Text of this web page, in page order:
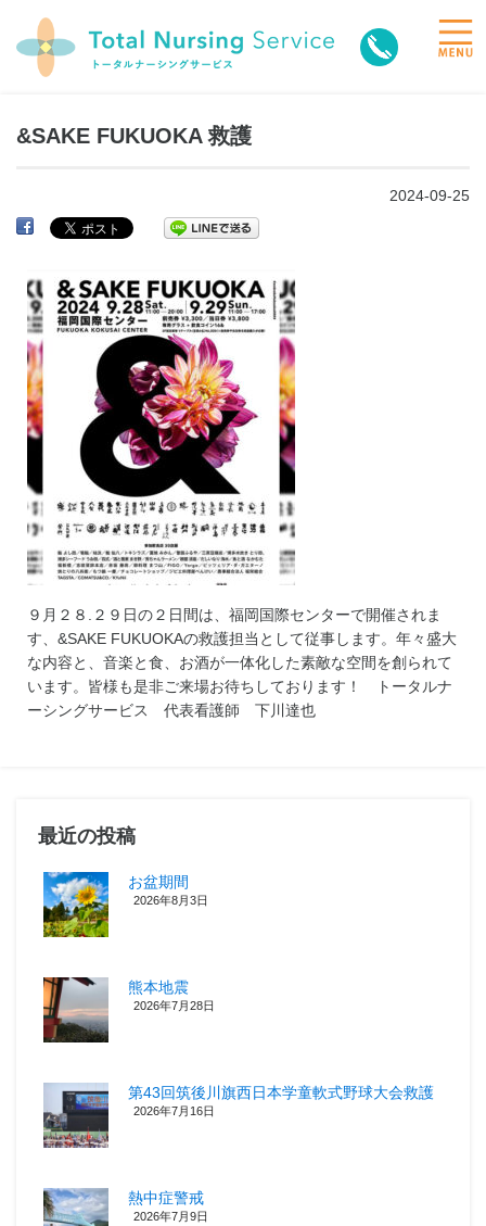
toggle
&SAKE FUKUOKA 救護
2024-09-25
９月２８.２９日の２日間は、福岡国際センターで開催されま
す、&SAKE FUKUOKAの救護担当として従事します。年々盛大
な内容と、音楽と食、お酒が一体化した素敵な空間を創られて
います。皆様も是非ご来場お待ちしております！ トータルナ
ーシングサービス 代表看護師 下川達也
最近の投稿
お盆期間
2026年8月3日
熊本地震
2026年7月28日
第43回筑後川旗西日本学童軟式野球大会救護
2026年7月16日
熱中症警戒
2026年7月9日